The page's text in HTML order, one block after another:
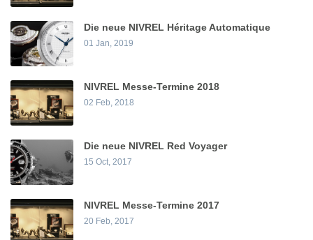
Die neue NIVREL Héritage Automatique
01 Jan, 2019
NIVREL Messe-Termine 2018
02 Feb, 2018
Die neue NIVREL Red Voyager
15 Oct, 2017
NIVREL Messe-Termine 2017
20 Feb, 2017